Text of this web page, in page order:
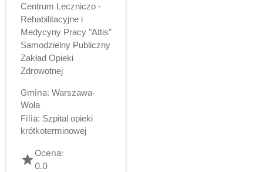
Centrum Leczniczo -
Rehabilitacyjne i
Medycyny Pracy "Attis"
Samodzielny Publiczny
Zakład Opieki
Zdrowotnej
Gmina: Warszawa-
Wola
Filia: Szpital opieki
krótkoterminowej
gradeOcena:
0.0